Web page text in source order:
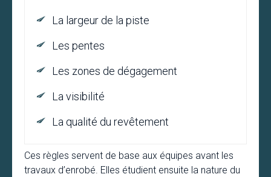
La largeur de la piste
Les pentes
Les zones de dégagement
La visibilité
La qualité du revêtement
Ces règles servent de base aux équipes avant les
travaux d’enrobé. Elles étudient ensuite la nature du